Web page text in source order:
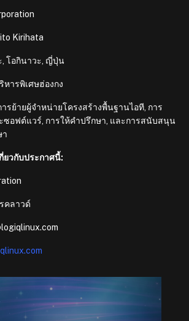
Kirihata
โอกินาวะ, ญี่ปุ่น
หารพิเศษฮ่องกง
รย้ายผู้จำหน่ายโครงสร้างพื้นฐานไอที, การ
อฟต์แวร์, การให้คำปรึกษา, และการสนับสนุน
า
ยวกับประกาศนี้:
คลาวด์